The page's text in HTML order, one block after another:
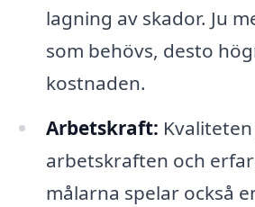
lagning av skador. Ju
som behövs, desto
kostnaden.
Arbetskraft:
arbetskraften och
målarna spelar också